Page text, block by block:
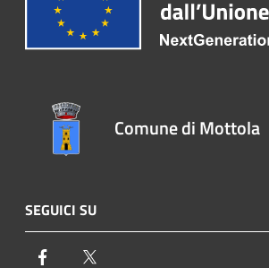
Comune di Mottola
SEGUICI SU
Facebook